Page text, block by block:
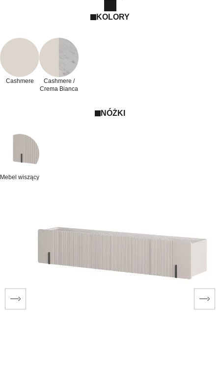
KOLORY
Cashmere
Cashmere /
Crema Bianca
NÓŻKI
Mebel wiszący